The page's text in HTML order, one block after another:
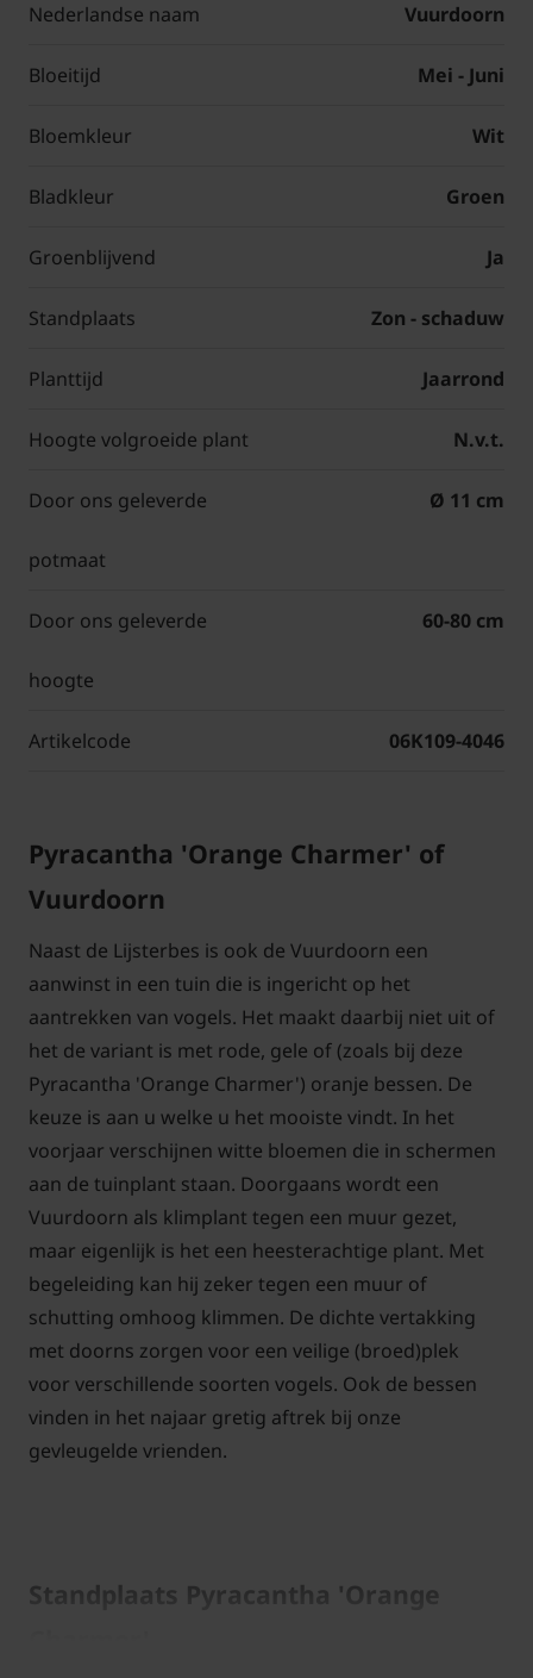
Nederlandse naam Vuurdoorn
Bloeitijd Mei - Juni
Bloemkleur Wit
Bladkleur Groen
Groenblijvend Ja
Standplaats Zon - schaduw
Planttijd Jaarrond
Hoogte volgroeide plant N.v.t.
Door ons geleverde
potmaat
Ø 11 cm
Door ons geleverde
hoogte
60-80 cm
Artikelcode 06K109-4046
Pyracantha 'Orange Charmer' of
Vuurdoorn
Naast de Lijsterbes is ook de Vuurdoorn een
aanwinst in een tuin die is ingericht op het
aantrekken van vogels. Het maakt daarbij niet uit of
het de variant is met rode, gele of (zoals bij deze
Pyracantha 'Orange Charmer') oranje bessen. De
keuze is aan u welke u het mooiste vindt. In het
voorjaar verschijnen witte bloemen die in schermen
aan de tuinplant staan. Doorgaans wordt een
Vuurdoorn als klimplant tegen een muur gezet,
maar eigenlijk is het een heesterachtige plant. Met
begeleiding kan hij zeker tegen een muur of
schutting omhoog klimmen. De dichte vertakking
met doorns zorgen voor een veilige (broed)plek
voor verschillende soorten vogels. Ook de bessen
vinden in het najaar gretig aftrek bij onze
gevleugelde vrienden.
Standplaats Pyracantha 'Orange